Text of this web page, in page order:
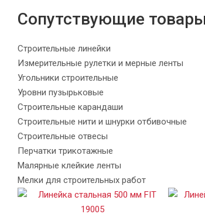
Сопутствующие
Строительные линейки
Измерительные рулетки и мерные ленты
Угольники строительные
Уровни пузырьковые
Строительные карандаши
Строительные нити и шнурки отбивочные
Строительные отвесы
Перчатки трикотажные
Малярные клейкие ленты
Мелки для строительных работ